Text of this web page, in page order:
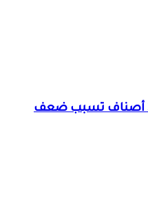
أضرار أدوية البروستاتا- 3 أصناف تسبب ضعف